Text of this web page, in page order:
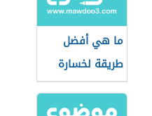
ما هي أفضل
طريقة لخسارة
الوزن